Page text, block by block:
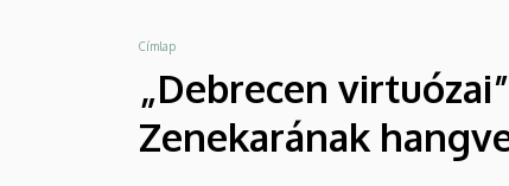
szólistáinak
Morzsa
Címlap
„Debrecen
Zenekarának